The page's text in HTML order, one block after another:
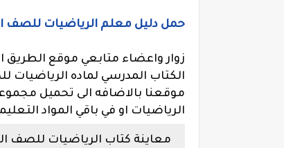
حمل دليل معلم الرياضيات للصف الثانى
زوار واعضاء متابعي موقع
الكتاب المدرسي لماده الرياضيات
موقعنا بالاضافه الى تحميل
الرياضيات او في باقي المواد
معاينة كتاب الرياضيات للصف الثاني